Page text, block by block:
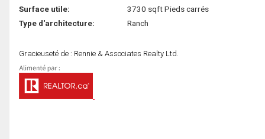
Surface utile:
3730 sqft Pieds carrés
Type d'architecture:
Ranch
Gracieuseté de : Rennie & Associates Realty Ltd.